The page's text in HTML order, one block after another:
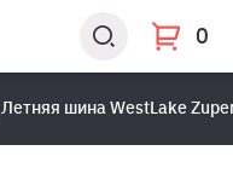
0
Летняя шина WestLake